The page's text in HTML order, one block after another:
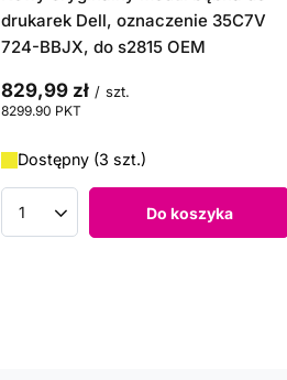
drukarek Dell, oznaczenie 35C7V
724-BBJX, do s2815 OEM
829,99 zł / szt.
8299.90 PKT
Dostępny (3 szt.)
Ilość produktów Do koszyka